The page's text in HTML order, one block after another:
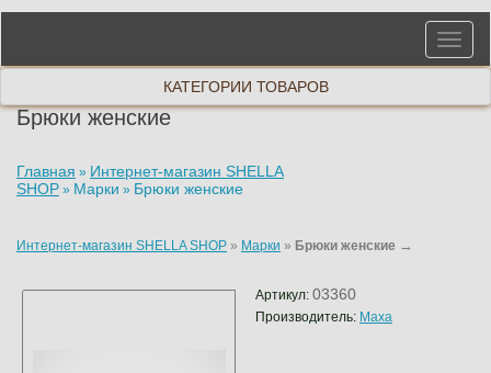
КАТЕГОРИИ ТОВАРОВ
Брюки женские
Главная » Интернет-магазин SHELLA
SHOP » Марки » Брюки женские
Интернет-магазин SHELLA SHOP » Марки » Брюки женские →
Артикул: 03360
Производитель: Maxa